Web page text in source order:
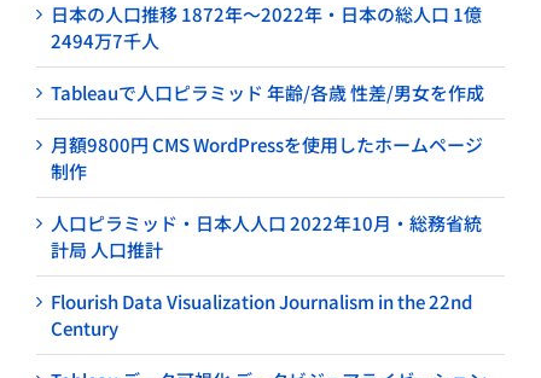
日本の人口推移 1872年～2022年・日本の総人口 1億
2494万7千人
Tableauで人口ピラミッド 年齢/各歳 性差/男女を作成
月額9800円 CMS WordPressを使用したホームページ
制作
人口ピラミッド・日本人人口 2022年10月・総務省統
計局 人口推計
Flourish Data Visualization Journalism in the 22nd
Century